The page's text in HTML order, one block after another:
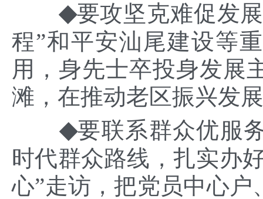
◆要攻坚克难促发
程”和平安汕尾建设等
用 ， 身先士卒投身发展
滩 ， 在推动老区振兴发
◆要联系群众优服
时代群众路线，扎实办
心”走访，把党员中心户